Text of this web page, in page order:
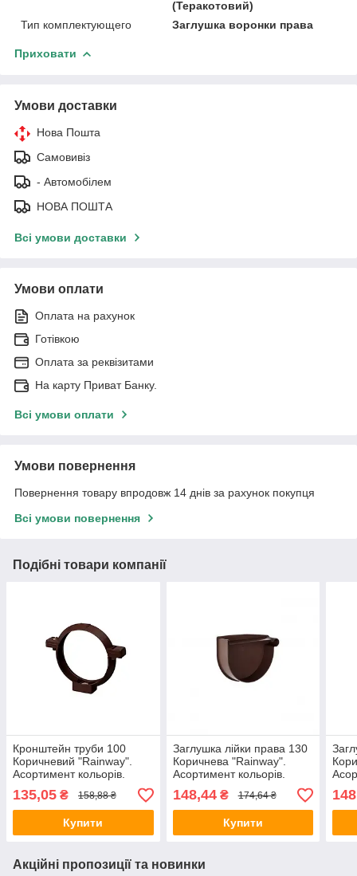
(Теракотовий)
Тип комплектующего
Заглушка воронки права
Приховати
Умови доставки
Нова Пошта
Самовивіз
- Автомобілем
НОВА ПОШТА
Всі умови доставки
Умови оплати
Оплата на рахунок
Готівкою
Оплата за реквізитами
На карту Приват Банку.
Всі умови оплати
Умови повернення
Повернення товару впродовж 14 днів за рахунок покупця
Всі умови повернення
Подібні товари компанії
Кронштейн труби 100
Коричневий "Rainway".
Асортимент кольорів.
135,05 ₴ 158,88 ₴
Купити
Заглушка лійки права 130
Коричнева "Rainway".
Асортимент кольорів.
148,44₴ 174,64 ₴
Купити
Акційні пропозиції та новинки